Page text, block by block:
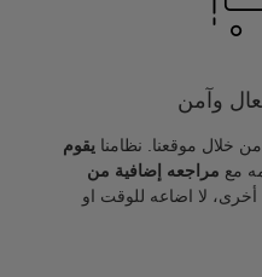
وآمن
من خلال موقعنا. نظامنا يقوم
مع مراجعه إضافية من
أخرى، لا اضاعه للوقت او